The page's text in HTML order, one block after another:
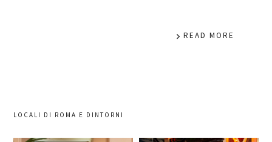
READ MORE
LOCALI DI ROMA E DINTORNI